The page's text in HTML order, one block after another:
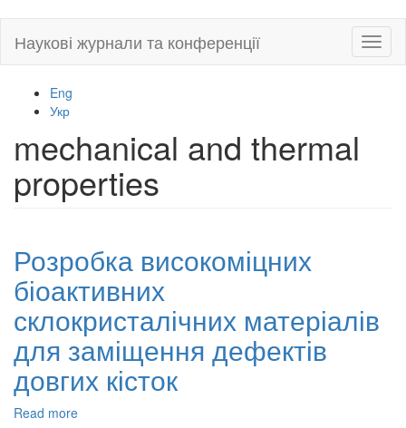
main
Наукові журнали та конференції
Eng
Укр
mechanical and thermal
properties
Розробка високоміцних
біоактивних
склокристалічних матеріалів
для заміщення дефектів
довгих кісток
Read more